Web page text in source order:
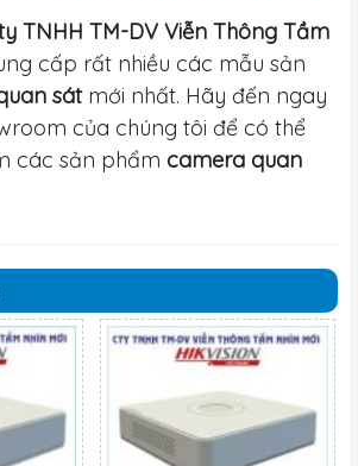
TNHH TM-DV Viễn Thông Tầm
cấp rất nhiều các mẫu sản
sátmới nhất. Hãy đến ngay
của chúng tôi để có thể
các sản phẩm camera quan